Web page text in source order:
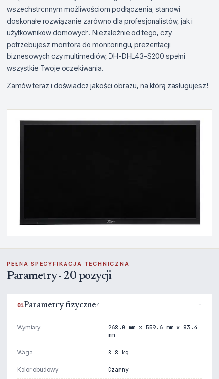
wszechstronnym możliwościom podłączenia, stanowi
doskonałe rozwiązanie zarówno dla profesjonalistów, jak i
użytkowników domowych. Niezależnie od tego, czy
potrzebujesz monitora do monitoringu, prezentacji
biznesowych czy multimediów, DH-DHL43-S200 spełni
wszystkie Twoje oczekiwania.
Zamów teraz i doświadcz jakości obrazu, na którą zasługujesz!
PEŁNA SPECYFIKACJA TECHNICZNA
Parametry · 20 pozycji
01Parametry fizyczne4
Wymiary
968.0 mm x 559.6 mm x 83.4
mm
Waga 8.8 kg
Kolor obudowy Czarny